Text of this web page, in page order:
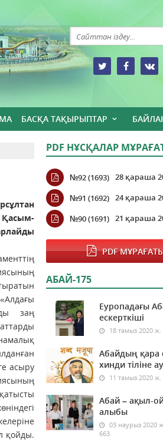
БАСҚА ТАҚЫРЫПТАР
заң
асыру
қойды.
PDF НҰСҚАЛАР
№92 (1693) 28 қараша
№91 (1692) 24 қараша
№90 (1691) 21 қараша
PDF
АБАЙ-175
Еуропадағы
ескерткіші
18 тамыз 2020 ж.
Абайдың қара
хинди тіліне
11 тамыз 2020 ж.
Абай – ақыл-
алыбы
03 наурыз 2020
663